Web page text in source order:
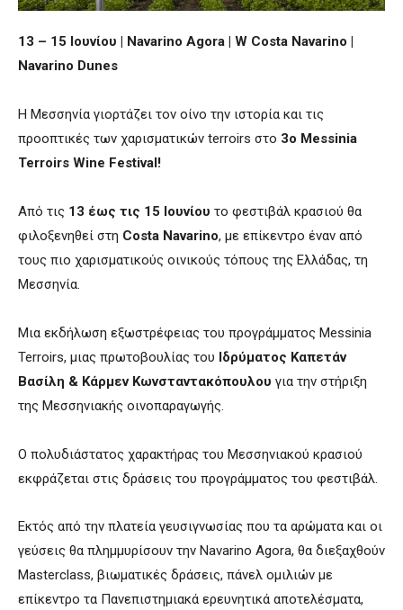
13 – 15 Ιουνίου | Navarino Agora | W Costa Navarino |
Navarino Dunes
Η Μεσσηνία γιορτάζει τον οίνο την ιστορία και τις
προοπτικές των χαρισματικών terroirs στο 3ο Messinia
Terroirs Wine Festival!
Από τις 13 έως τις 15 Ιουνίου το φεστιβάλ κρασιού θα
φιλοξενηθεί στη Costa Navarino, με επίκεντρο έναν από
τους πιο χαρισματικούς οινικούς τόπους της Ελλάδας, τη
Μεσσηνία.
Μια εκδήλωση εξωστρέφειας του προγράμματος Messinia
Terroirs, μιας πρωτοβουλίας του Ιδρύματος Καπετάν
Βασίλη & Κάρμεν Κωνσταντακόπουλου για την στήριξη
της Μεσσηνιακής οινοπαραγωγής.
Ο πολυδιάστατος χαρακτήρας του Μεσσηνιακού κρασιού
εκφράζεται στις δράσεις του προγράμματος του φεστιβάλ.
Εκτός από την πλατεία γευσιγνωσίας που τα αρώματα και οι
γεύσεις θα πλημμυρίσουν την Navarino Agora, θα διεξαχθούν
Masterclass, βιωματικές δράσεις, πάνελ ομιλιών με
επίκεντρο τα Πανεπιστημιακά ερευνητικά αποτελέσματα,